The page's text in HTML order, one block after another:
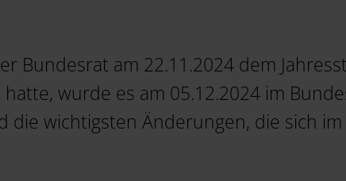
Bundesrat am 22.11.2024 dem
wurde es am 05.12.2024 im
die wichtigsten Änderungen, die sich